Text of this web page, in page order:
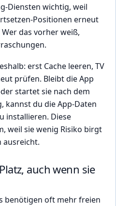
Diensten wichtig, weil
Positionen erneut
das vorher weiß,
erst Cache leeren, TV
prüfen. Bleibt die App
startet sie nach dem
kannst du die App-Daten
installieren. Diese
weil sie wenig Risiko birgt
ausreicht.
auch wenn sie
benötigen oft mehr freien